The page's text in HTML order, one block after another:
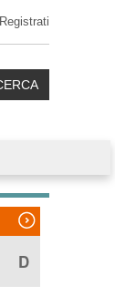
Registrati
D